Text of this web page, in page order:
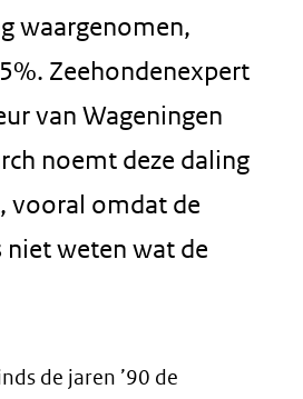
waargenomen,
Zeehondenexpert
van Wageningen
noemt deze daling
vooral omdat de
niet weten wat de
de jaren ’90 de